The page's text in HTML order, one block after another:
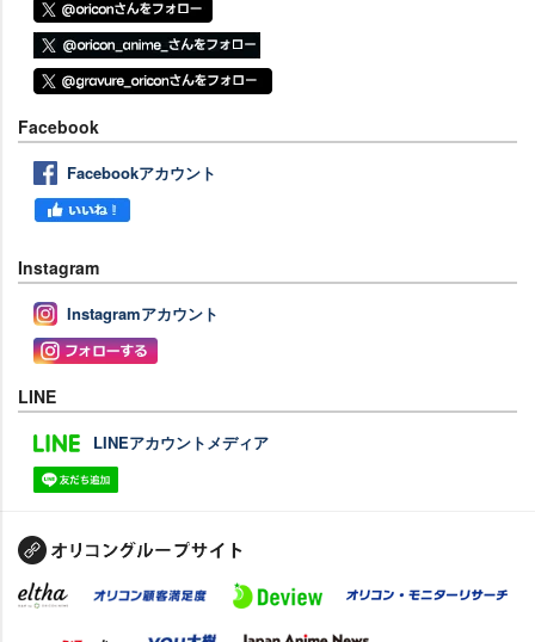
Facebook
Facebookアカウント
Instagram
Instagramアカウント
LINE
LINEアカウントメディア